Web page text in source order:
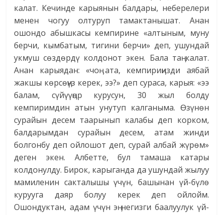
калат. Кечинде карыянын балдары, неберелери
менен чогуу олтуруп тамактанышат. Анан
ошондо абышкасы кемпирине «алтыным, муну
берчи, кымбатым, тигини берчи» деп, ушундай
укмуш сөздөрдү колдонот экен. Бала таӊ калат.
Анан карыядан: «чоӊ ата, кемпириӊизди аябай
жакшы көрсөӊүз керек, ээ?» деп сураса, карыя: «ээ
балам, сүйүүӊөр курусун, 30 жыл болду
кемпиримдин атын унутуп калганыма. Өзүнөн
сурайын десем таарынып калабы деп корком,
балдарымдан сурайын десем, атам жинди
болгонбу деп ойлошот деп, сурай албай жүрөм»
деген экен. Албетте, бул тамаша катары
колдонулду. Бирок, карыганда да ушундай жылуу
мамиленин сакталышы үчүн, башынан үй-бүлө
курууга даяр болуу керек деп ойлойм.
Ошондуктан, адам үчүн эӊ негизги баалуулук үй-